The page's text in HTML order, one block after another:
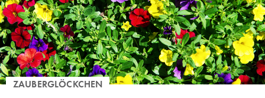
ZAUBERGLÖCKCHEN